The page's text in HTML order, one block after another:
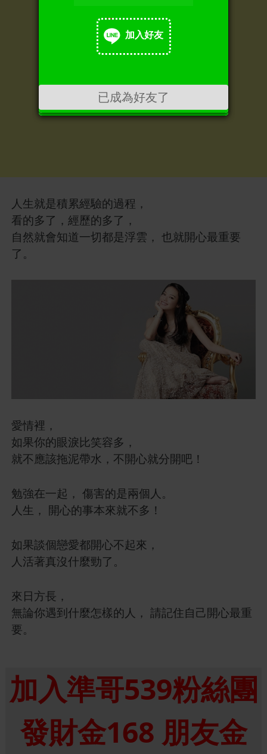
加入好友
已成為好友了
人生就是積累經驗的過程，
看的多了，經歷的多了，
自然就會知道一切都是浮雲， 也就開心最重要
了。
愛情裡，
如果你的眼淚比笑容多，
就不應該拖泥帶水，不開心就分開吧！
勉強在一起， 傷害的是兩個人。
人生， 開心的事本來就不多！
如果談個戀愛都開心不起來，
人活著真沒什麼勁了。
來日方長，
無論你遇到什麼怎樣的人， 請記住自己開心最重
要。
加入準哥539粉絲團
發財金168 朋友金